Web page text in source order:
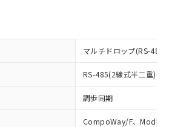
マルチドロップ(RS-485)
RS-485(2線式半二重)
調歩同期
CompoWay/F、Modbus
12日より割愛しておりま